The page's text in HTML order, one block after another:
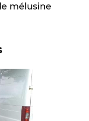
mélusine